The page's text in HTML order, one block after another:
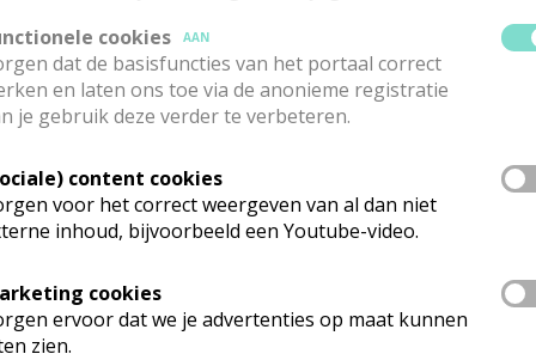
Je wil je kind aanmelden voor het doopsel, iemand
je hebt een persoonlijke vraag voor het sacrament van
Kerkstraat 38 in Zoersel.
cookies
AAN
dat de basisfuncties van het portaal correct
en laten ons toe via de anonieme registratie
je gebruik deze verder te verbeteren.
content cookies
voor het correct weergeven van al dan niet
inhoud, bijvoorbeeld een Youtube-video.
cookies
ervoor dat we je advertenties op maat kunnen
zien.